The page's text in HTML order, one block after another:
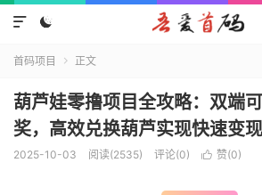


首码项目  正文
葫芦娃零撸项目全攻略：双端
奖，高效兑换葫芦实现快速变
2025-10-03 阅读(2535) 评论(0)  赞(0)